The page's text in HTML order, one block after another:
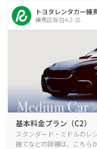
トヨタレンタカー練
練馬区桜台4-2-18
基本料金プラン（C2）
スタンダード・ミドルのレ
捨てなどの詳細は、こちら